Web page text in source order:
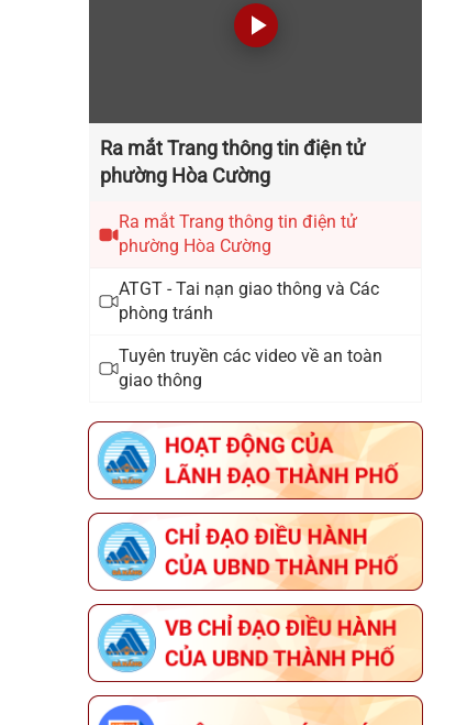
CÁC SÁNG KIẾN NGÀNH GIÁO DỤC
VÀ ĐÀO TẠO PHƯỜNG NĂM HỌC
THÔNG BÁO ĐƯỜNG DÂY NÓNG
PHỤC VỤ DIFF 2026 CỦA UBND
THÀNH PHỐ ĐÀ NẴNG
HỘI CHỢ TRIỂN LÃM HÀNG CÔNG
NGUỒN ĐỔI MỚI, THÚC ĐẨY
THƯƠNG HIỆU VIỆT NĂM 2026
THÔNG BÁO THỜI GIAN TỔ CHỨC
HỘI NGHỊ KẾT NỐI GIAO THƯƠNG
VÀ TRƯNG BÀY, GIỚI THIỆU SẢN
PHẨM OCOP THÀNH PHỐ ĐÀ
NẴNG
THÔNG BÁO LỄ HỘI ĐÀ NẴNG
FOOD TOUR 2026 VÀ LỄ HỘI PHÁO
HOA QUỐC TẾ ĐÀ NẴNG (DIFF)
2026 CỦA UBND THÀNH PHỐ ĐÀ
Ra mắt Trang thông tin điện tử
phường Hòa Cường
Ra mắt Trang thông tin điện tử
phường Hòa Cường
ATGT - Tai nạn giao thông và Các
phòng tránh
Tuyên truyền các video về an toàn
giao thông